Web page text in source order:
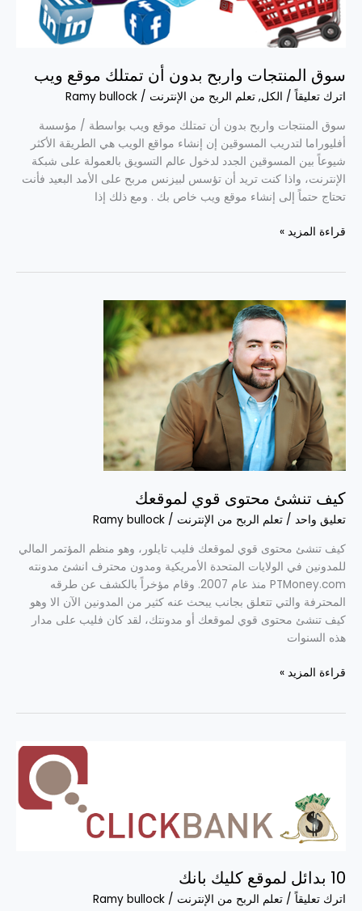
سوق المنتجات واربح بدون أن تمتلك موقع ويب
اترك تعليقاً / الكل, تعلم الربح من الإنترنت /
Ramy bullock
سوق المنتجات واربح بدون أن تمتلك موقع ويب بواسطة / مؤسسة
أفليوراما لتدريب المسوقين إن إنشاء مواقع الويب هي الطريقة الأكثر
شيوعاً بين المسوقين الجدد لدخول عالم التسويق بالعمولة على شبكة
الإنترنت، واذا كنت تريد أن تؤسس لبيزنس مربح على الأمد البعيد فأنت
تحتاج حتماً إلى إنشاء موقع ويب خاص بك . ومع ذلك إذا
ويب
قراءة المزيد »
كيف تنشئ محتوى قوي لموقعك
تعليق واحد / تعلم الربح من الإنترنت /
Ramy bullock
كيف تنشئ محتوى قوي لموقعك فليب تايلور، وهو منظم المؤتمر المالي
للمدونين في الولايات المتحدة الأمريكية ومدون محترف انشئ مدونته
PTMoney.com منذ عام 2007. وقام مؤخراً بالكشف عن طرقه
المحترفة والتي تتعلق بجانب يبحث عنه كثير من المدونين الآن الا وهو
كيف تنشئ محتوى قوي لموقعك أو مدونتك، لقد كان فليب على مدار
هذه السنوات
كيف
تنشئ
محتوى
قوي
لموقعك
قراءة المزيد »
10 بدائل لموقع كليك بانك
اترك تعليقاً / تعلم الربح من الإنترنت /
Ramy bullock
كليك
بانك